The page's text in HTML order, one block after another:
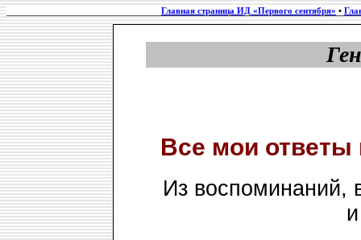
Главная страница ИД «Первого сентября» •
Все мои ответы
Из воспоминаний,